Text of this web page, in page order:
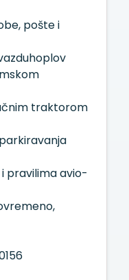
pošte i
traktorom
pravilima avio-